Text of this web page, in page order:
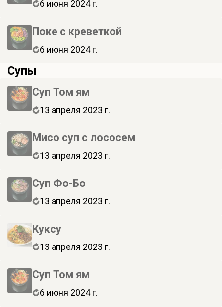
6 июня 2024 г.
Поке с креветкой
6 июня 2024 г.
Супы
Суп Том ям
13 апреля 2023 г.
Мисо суп с лососем
13 апреля 2023 г.
Суп Фо-Бо
13 апреля 2023 г.
Куксу
13 апреля 2023 г.
Суп Том ям
6 июня 2024 г.